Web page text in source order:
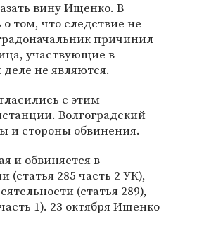
вину Ищенко. В
том, что следствие не
причинил
участвующие в
не являются.
с этим
Волгоградский
и стороны обвинения.
и обвиняется в
285 часть 2 УК),
(статья 289),
1). 23 октября Ищенко